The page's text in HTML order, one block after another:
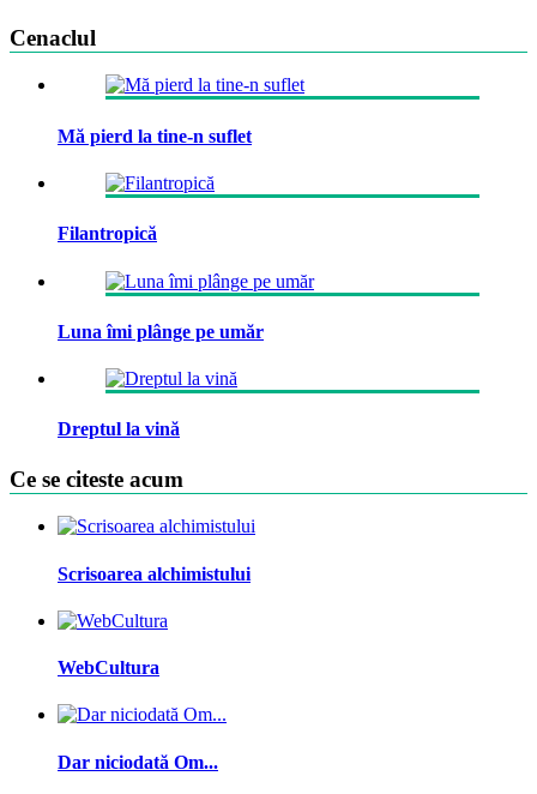
Cenaclul
Mă pierd la tine-n suflet
Filantropică
Luna îmi plânge pe umăr
Dreptul la vină
Ce se citeste acum
Scrisoarea alchimistului
WebCultura
Dar niciodată Om...